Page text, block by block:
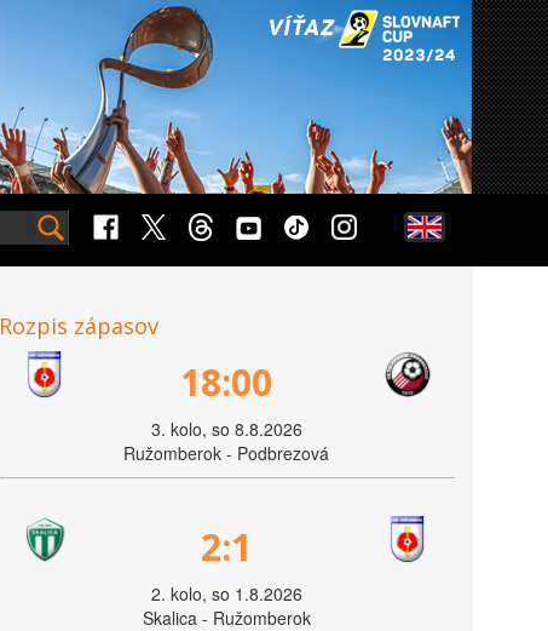
Rozpis zápasov
18:00
3. kolo, so 8.8.2026
Ružomberok - Podbrezová
2:1
2. kolo, so 1.8.2026
Skalica - Ružomberok